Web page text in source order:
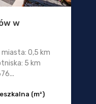
w
0,5 km
5 km
(m²)